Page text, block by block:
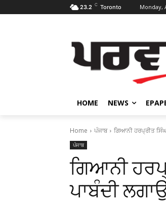
23.2 C Toronto Monday,
HOME NEWS
Home ਪੰਜਾਬ ਗਿਆਨੀ ਹਰਪ੍ਰੀਤ
ਪੰਜਾਬ
ਗਿਆਨੀ
ਪਾਬੰਦੀ